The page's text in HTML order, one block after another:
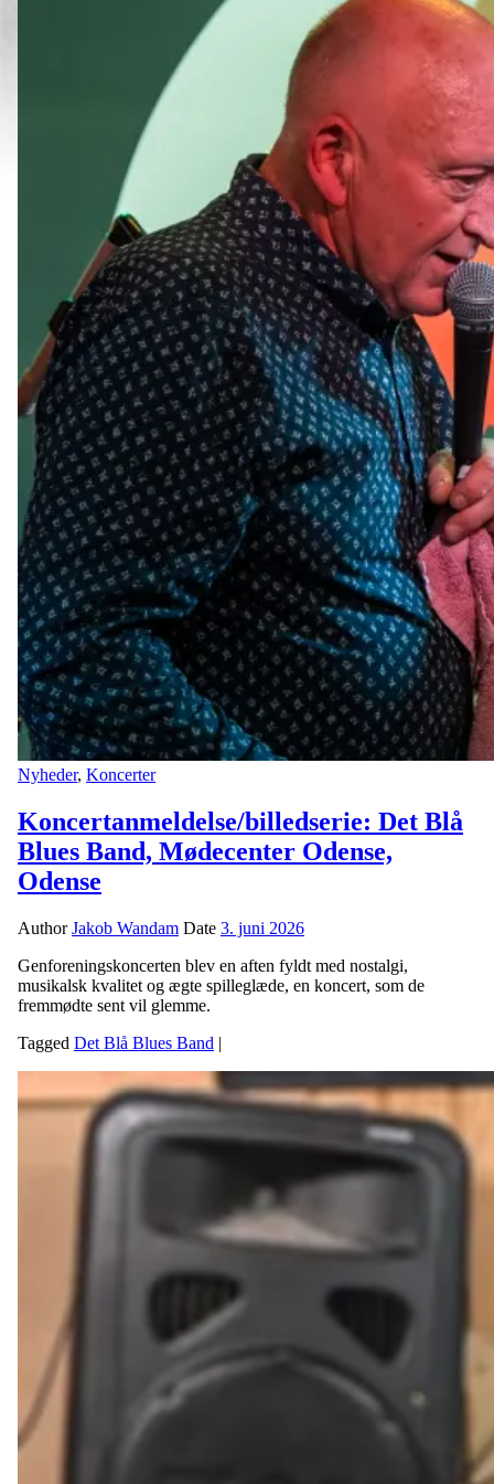
Nyheder, Koncerter
Koncertanmeldelse/billedserie: Det Blå
Blues Band, Mødecenter Odense,
Odense
AuthorJakob Wandam Date 3. juni 2026
Genforeningskoncerten blev en aften fyldt med nostalgi,
musikalsk kvalitet og ægte spilleglæde, en koncert, som de
fremmødte sent vil glemme.
Tagged Det Blå Blues Band |